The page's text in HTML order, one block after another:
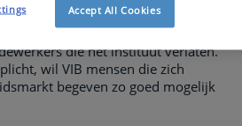
keuze van VIB om outplacement
die het instituut verlaten.
wil VIB mensen die zich
begeven zo goed mogelijk
Accept All Cookies